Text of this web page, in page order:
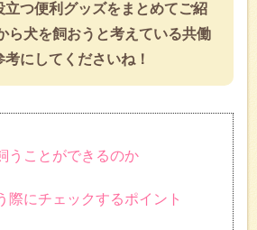
立つ便利グッズをまとめてご紹
ら犬を飼おうと考えている共働
にしてくださいね！
うことができるのか
際にチェックするポイント